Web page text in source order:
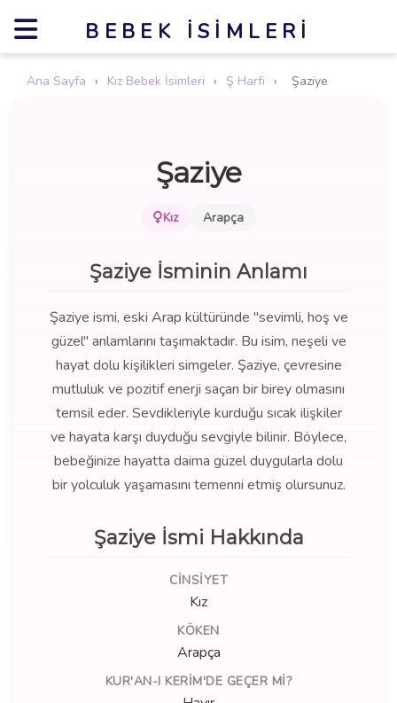
BEBEK İSIMLERI
Ana Sayfa › Kız Bebek İsimleri › Ş Harfi › Şaziye
Şaziye
Kız Arapça
Şaziye İsminin Anlamı
Şaziye ismi, eski Arap kültüründe "sevimli, hoş ve
güzel" anlamlarını taşımaktadır. Bu isim, neşeli ve
hayat dolu kişilikleri simgeler. Şaziye, çevresine
mutluluk ve pozitif enerji saçan bir birey olmasını
temsil eder. Sevdikleriyle kurduğu sıcak ilişkiler
ve hayata karşı duyduğu sevgiyle bilinir. Böylece,
bebeğinize hayatta daima güzel duygularla dolu
bir yolculuk yaşamasını temenni etmiş olursunuz.
Şaziye İsmi Hakkında
CINSIYET
Kız
KÖKEN
Arapça
KUR'AN-I KERIM'DE GEÇER MI?